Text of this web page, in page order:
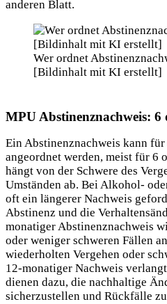
anderen Blatt.
Wer ordnet
[Bildinhalt mit KI erstellt]
MPU Abstinenznachweis: 6
Ein Abstinenznachweis kann
angeordnet werden, meist für 6
hängt von der Schwere des
Umständen ab. Bei Alkohol-
oft ein längerer Nachweis
Abstinenz und die
monatiger Abstinenznachweis
oder weniger schweren Fällen
wiederholten Vergehen oder
12-monatiger Nachweis
dienen dazu, die nachhaltige
sicherzustellen und Rückfälle